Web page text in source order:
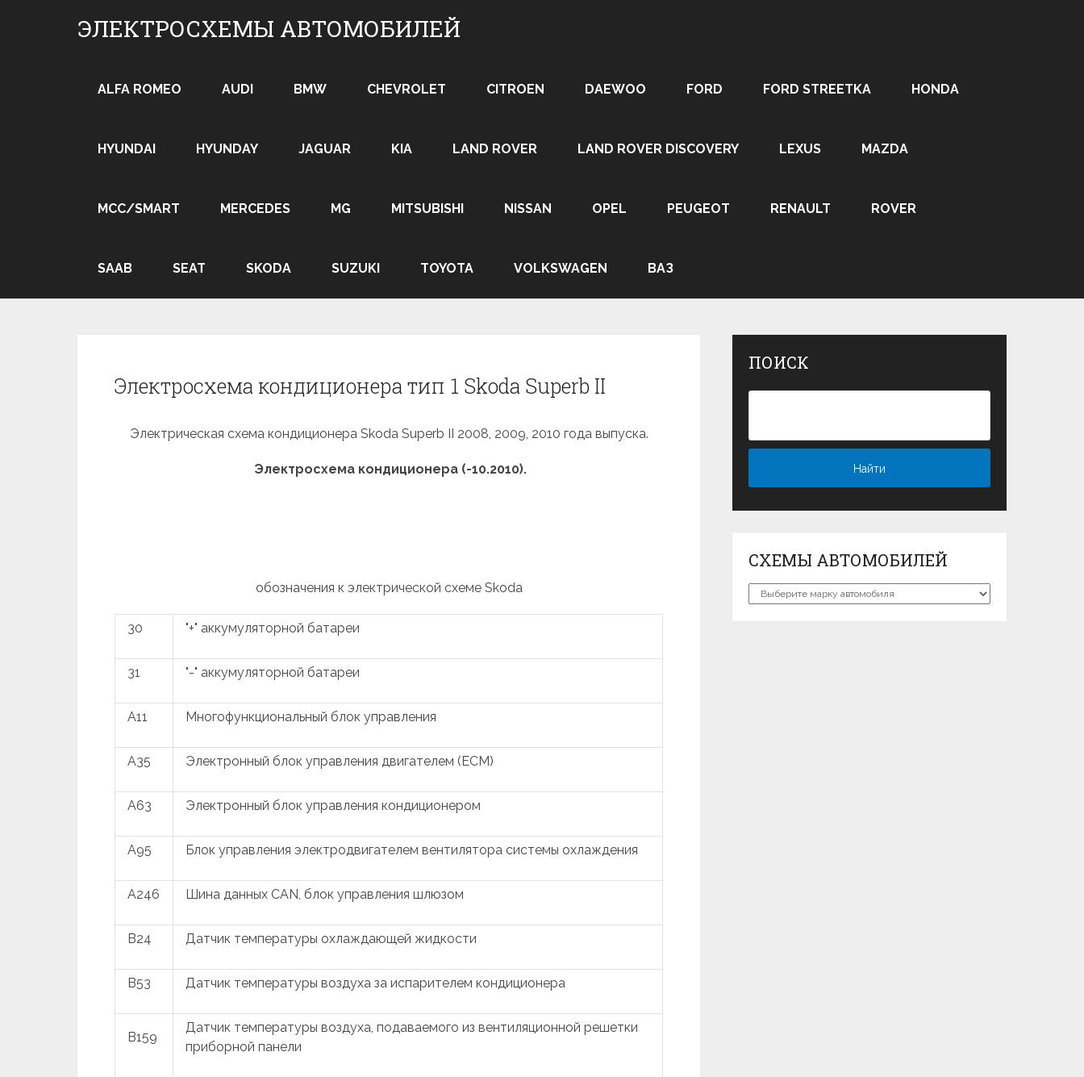
ЭЛЕКТРОСХЕМЫ АВТОМОБИЛЕЙ
ALFA ROMEO AUDI BMW CHEVROLET CITROEN DAEWOO FORD FORD STREETKA HONDA
HYUNDAI HYUNDAY JAGUAR KIA LAND ROVER LAND ROVER DISCOVERY LEXUS MAZDA
MCC/SMART MERCEDES MG MITSUBISHI NISSAN OPEL PEUGEOT RENAULT ROVER
SAAB SEAT SKODA SUZUKI TOYOTA VOLKSWAGEN ВАЗ
Электросхема кондиционера тип 1 Skoda Superb II
Электрическая схема кондиционера Skoda Superb II 2008, 2009, 2010 года выпуска.
Электросхема кондиционера (-10.2010).
обозначения к электрической схеме Skoda
30 "+" аккумуляторной батареи
31 "-" аккумуляторной батареи
A11 Многофункциональный блок управления
A35 Электронный блок управления двигателем (ECM)
A63 Электронный блок управления кондиционером
A95 Блок управления электродвигателем вентилятора системы охлаждения
A246 Шина данных CAN, блок управления шлюзом
B24 Датчик температуры охлаждающей жидкости
B53 Датчик температуры воздуха за испарителем кондиционера
B159
Датчик температуры воздуха, подаваемого из вентиляционной решетки
приборной панели
ПОИСК
СХЕМЫ АВТОМОБИЛЕЙ
Схемы